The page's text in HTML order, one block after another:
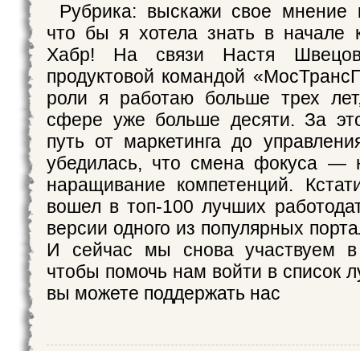
Рубрика: выскажи свое мнение
что бы я хотела знать в начале
Хабр! На связи Настя
продуктовой командой
роли я работаю больше трех
сфере уже больше десяти. За
путь от маркетинга до
убедилась, что смена фокуса —
наращивание компетенций.
вошел в топ-100 лучших
версии одного из популярных
И сейчас мы снова участвуем в
чтобы помочь нам войти в список
вы можете поддержать нас